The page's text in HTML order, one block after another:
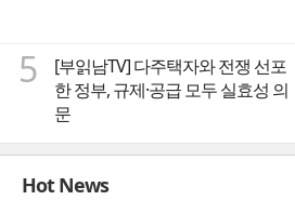
5
[부읽남TV] 다주택자와 전쟁 선포
한 정부, 규제·공급 모두 실효성 의
문
Hot News